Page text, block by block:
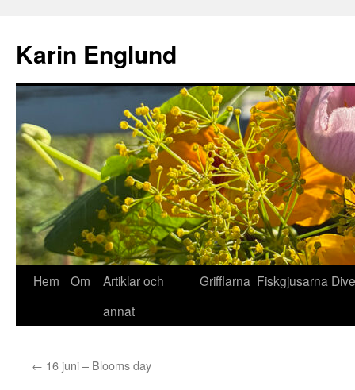
innehåll
Karin Englund
Hem Om
Artiklar och
annat
Grifflarna Fiskgjusarna
← 16 juni – Blooms day